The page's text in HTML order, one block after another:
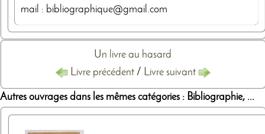
mail : bibliographique@gmail.com
Un livre au hasard
Livre précédent / Livre suivant
Autres ouvrages dans les mêmes catégories : Bibliographie, ...